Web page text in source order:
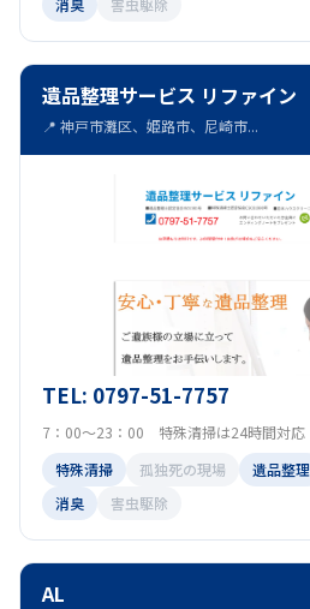
消臭 害虫駆除
遺品整理サービス リファイン
📍 神戸市灘区、姫路市、尼崎市...
TEL: 0797-51-7757
7：00～23：00 特殊清掃は24時間対応
特殊清掃
孤独死の現場 遺品整理
消臭
害虫駆除
AL